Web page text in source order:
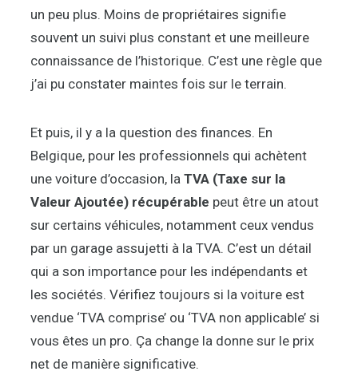
un peu plus. Moins de propriétaires signifie
souvent un suivi plus constant et une meilleure
connaissance de l’historique. C’est une règle que
j’ai pu constater maintes fois sur le terrain.
Et puis, il y a la question des finances. En
Belgique, pour les professionnels qui achètent
une voiture d’occasion, la TVA (Taxe sur la
Valeur Ajoutée) récupérable peut être un atout
sur certains véhicules, notamment ceux vendus
par un garage assujetti à la TVA. C’est un détail
qui a son importance pour les indépendants et
les sociétés. Vérifiez toujours si la voiture est
vendue ‘TVA comprise’ ou ‘TVA non applicable’ si
vous êtes un pro. Ça change la donne sur le prix
net de manière significative.